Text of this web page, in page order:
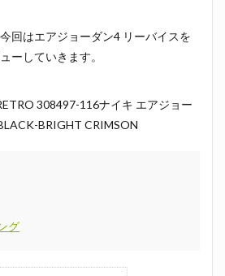
回はエアジョーダン4 リーバイスを
ーしていきます。
308497-116ナイキ エアジョー
BRIGHT CRIMSON
グ